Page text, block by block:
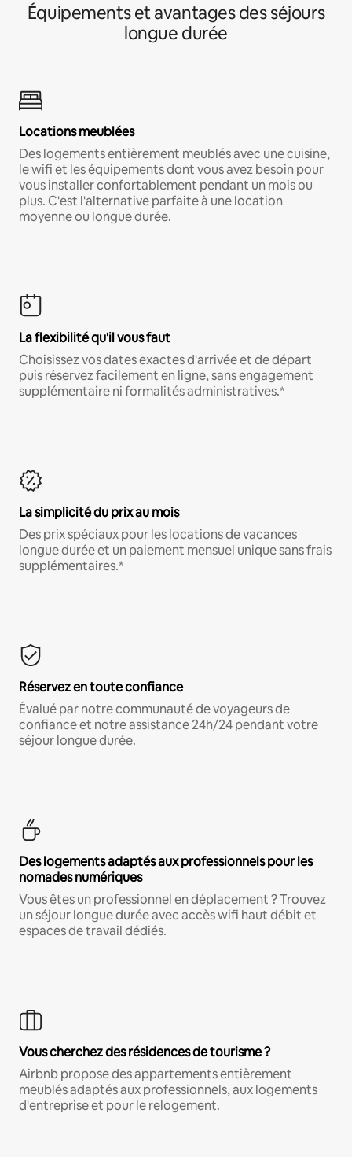
Équipements et avantages des séjours
longue durée
Locations meublées
Des logements entièrement meublés avec une cuisine,
le wifi et les équipements dont vous avez besoin pour
vous installer confortablement pendant un mois ou
plus. C'est l'alternative parfaite à une location
moyenne ou longue durée.
La flexibilité qu'il vous faut
Choisissez vos dates exactes d'arrivée et de départ
puis réservez facilement en ligne, sans engagement
supplémentaire ni formalités administratives.*
La simplicité du prix au mois
Des prix spéciaux pour les locations de vacances
longue durée et un paiement mensuel unique sans frais
supplémentaires.*
Réservez en toute confiance
Évalué par notre communauté de voyageurs de
confiance et notre assistance 24h/24 pendant votre
séjour longue durée.
Des logements adaptés aux professionnels pour les
nomades numériques
Vous êtes un professionnel en déplacement ? Trouvez
un séjour longue durée avec accès wifi haut débit et
espaces de travail dédiés.
Vous cherchez des résidences de tourisme ?
Airbnb propose des appartements entièrement
meublés adaptés aux professionnels, aux logements
d'entreprise et pour le relogement.